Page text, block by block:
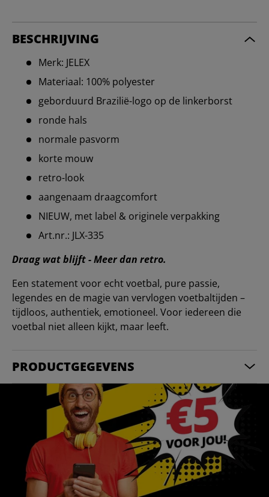
BESCHRIJVING
Merk: JELEX
Materiaal: 100% polyester
geborduurd Brazilië-logo op de linkerborst
ronde hals
normale pasvorm
korte mouw
retro-look
aangenaam draagcomfort
NIEUW, met label & originele verpakking
Art.nr.: JLX-335
Draag wat blijft - Meer dan retro.
Een statement voor echt voetbal, pure passie,
legendes en de magie van vervlogen voetbaltijden –
tijdloos, authentiek, emotioneel. Voor iedereen die
voetbal niet alleen kijkt, maar leeft.
PRODUCTGEGEVENS